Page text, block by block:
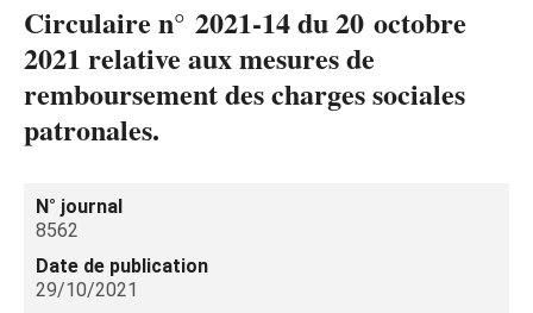
Circulaire n° 2021-14 du 20 octobre
2021 relative aux mesures de
remboursement des charges sociales
patronales.
N° journal
8562
Date de publication
29/10/2021